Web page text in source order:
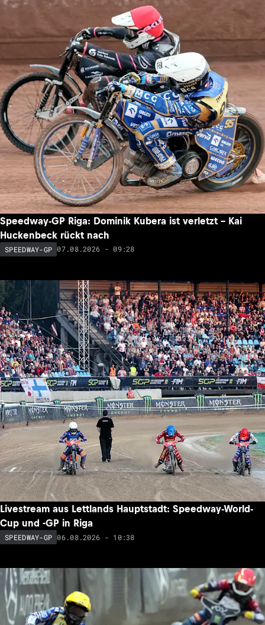
Speedway-GP Riga: Dominik Kubera ist verletzt – Kai
Huckenbeck rückt nach
SPEEDWAY-GP 07.08.2026 - 09:28
Livestream aus Lettlands Hauptstadt: Speedway-World-
Cup und -GP in Riga
SPEEDWAY-GP 06.08.2026 - 10:38